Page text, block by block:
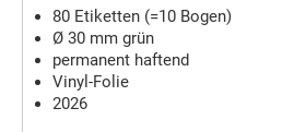
80 Etiketten (=10 Bogen)
Ø 30 mm grün
permanent haftend
Vinyl-Folie
2026